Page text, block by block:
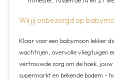
Wil jij onbezorgd op
Klaar voor een babymoon lekker
wachtrijen, overvolle vliegtuigen
vertrouwde zorg om de hoek,
supermarkt en bekende bodem -